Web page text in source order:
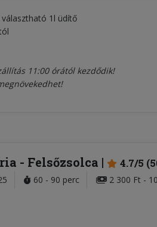
választható 1l üdítő
11:00 órától kezdődik!
- Felsőzsolca 4.7/5
60 - 90 perc 2 300 Ft -